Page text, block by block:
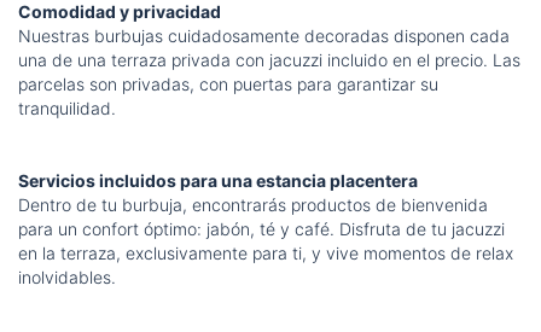
Comodidad y privacidad
Nuestras burbujas cuidadosamente decoradas disponen cada
una de una terraza privada con jacuzzi incluido en el precio. Las
parcelas son privadas, con puertas para garantizar su
tranquilidad.
Servicios incluidos para una estancia placentera
Dentro de tu burbuja, encontrarás productos de bienvenida
para un confort óptimo: jabón, té y café. Disfruta de tu jacuzzi
en la terraza, exclusivamente para ti, y vive momentos de relax
inolvidables.